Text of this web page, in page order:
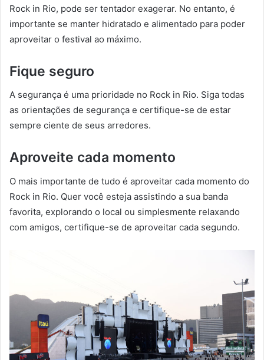
Rock in Rio, pode ser tentador exagerar. No entanto, é
importante se manter hidratado e alimentado para poder
aproveitar o festival ao máximo.
Fique seguro
A segurança é uma prioridade no Rock in Rio. Siga todas
as orientações de segurança e certifique-se de estar
sempre ciente de seus arredores.
Aproveite cada momento
O mais importante de tudo é aproveitar cada momento do
Rock in Rio. Quer você esteja assistindo a sua banda
favorita, explorando o local ou simplesmente relaxando
com amigos, certifique-se de aproveitar cada segundo.